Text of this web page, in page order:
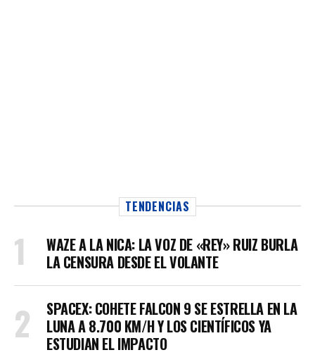
TENDENCIAS
WAZE A LA NICA: LA VOZ DE «REY» RUIZ BURLA
LA CENSURA DESDE EL VOLANTE
SPACEX: COHETE FALCON 9 SE ESTRELLA EN LA
LUNA A 8.700 KM/H Y LOS CIENTÍFICOS YA
ESTUDIAN EL IMPACTO